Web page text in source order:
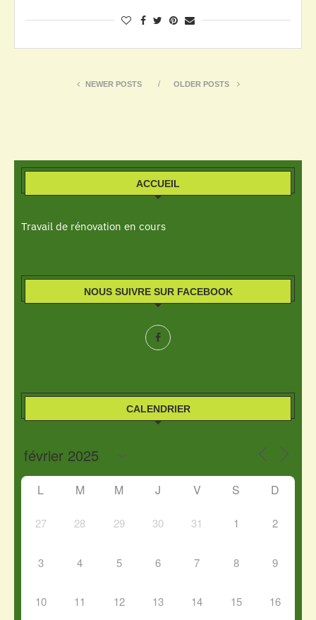
NEWER POSTS OLDER POSTS
ACCUEIL
Travail de rénovation en cours
NOUS SUIVRE SUR FACEBOOK
CALENDRIER
L M M J V S D
27 28 29 30 31 1 2
3 4 5 6 7 8 9
10 11 12 13 14 15 16